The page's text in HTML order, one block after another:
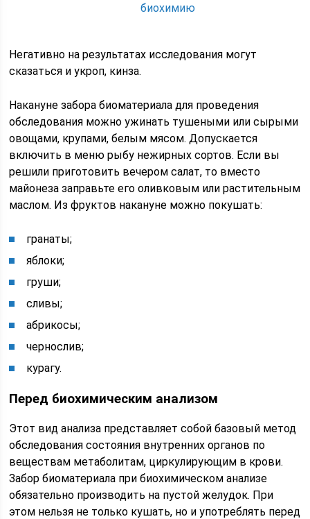
биохимию
Негативно на результатах исследования могут
сказаться и укроп, кинза.
Накануне забора биоматериала для проведения
обследования можно ужинать тушеными или сырыми
овощами, крупами, белым мясом. Допускается
включить в меню рыбу нежирных сортов. Если вы
решили приготовить вечером салат, то вместо
майонеза заправьте его оливковым или растительным
маслом. Из фруктов накануне можно покушать:
гранаты;
яблоки;
груши;
сливы;
абрикосы;
чернослив;
курагу.
Перед биохимическим анализом­
Этот вид анализа представляет собой базовый метод
обследования состояния внутренних органов по
веществам метаболитам, циркулирующим в крови.
Забор биоматериала при биохимическом анализе
обязательно производить на пустой желудок. При
этом нельзя не только кушать, но и употреблять перед